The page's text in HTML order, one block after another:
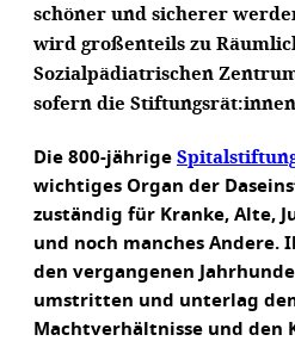
schöner und sicherer
wird großenteils zu
Sozialpädiatrischen
sofern die
Die 800-jährige
wichtiges Organ der
zuständig für Kranke, Alte,
und noch manches Andere.
den vergangenen
umstritten und unterlag
Machtverhältnisse und den